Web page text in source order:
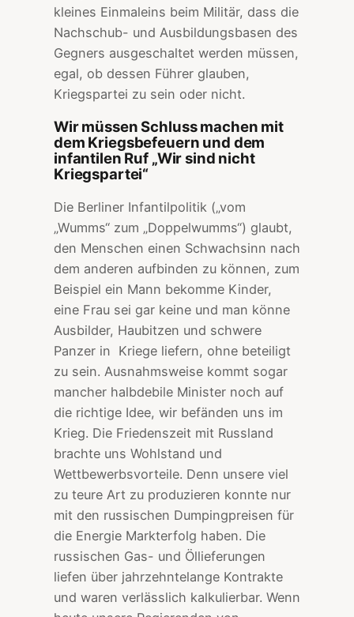
kleines Einmaleins beim Militär, dass die
Nachschub- und Ausbildungsbasen des
Gegners ausgeschaltet werden müssen,
egal, ob dessen Führer glauben,
Kriegspartei zu sein oder nicht.
Wir müssen Schluss machen mit
dem Kriegsbefeuern und dem
infantilen Ruf „Wir sind nicht
Kriegspartei“
Die Berliner Infantilpolitik („vom
„Wumms“ zum „Doppelwumms“) glaubt,
den Menschen einen Schwachsinn nach
dem anderen aufbinden zu können, zum
Beispiel ein Mann bekomme Kinder,
eine Frau sei gar keine und man könne
Ausbilder, Haubitzen und schwere
Panzer in Kriege liefern, ohne beteiligt
zu sein. Ausnahmsweise kommt sogar
mancher halbdebile Minister noch auf
die richtige Idee, wir befänden uns im
Krieg. Die Friedenszeit mit Russland
brachte uns Wohlstand und
Wettbewerbsvorteile. Denn unsere viel
zu teure Art zu produzieren konnte nur
mit den russischen Dumpingpreisen für
die Energie Markterfolg haben. Die
russischen Gas- und Öllieferungen
liefen über jahrzehntelange Kontrakte
und waren verlässlich kalkulierbar. Wenn